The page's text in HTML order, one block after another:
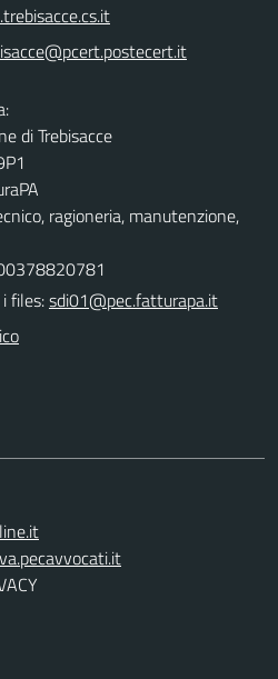
di Trebisacce
ragioneria, manutenzione,
files:sdi01@pec.fatturapa.it